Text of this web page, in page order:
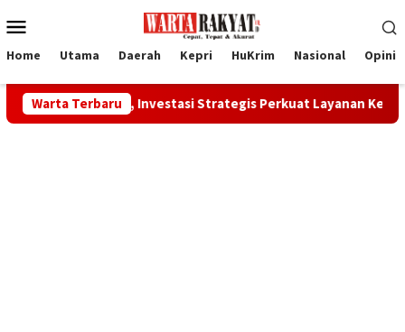
ke
Mobile
Home Utama Daerah Kepri HuKrim Nasional Opini
Warta Terbaru
Investasi Strategis Perkuat Layanan Kesehatan Daerah